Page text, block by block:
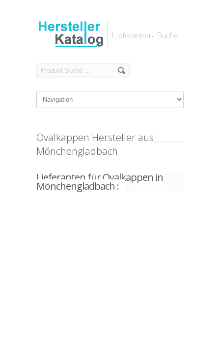
Ovalkappen Hersteller aus
Mönchengladbach
Lieferanten für Ovalkappen in
Mönchengladbach :